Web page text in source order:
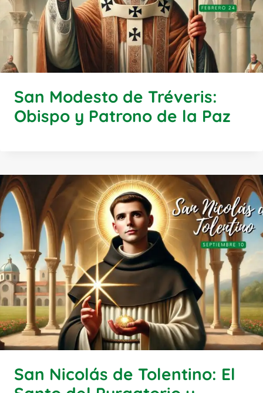
San Modesto de Tréveris:
Obispo y Patrono de la Paz
San Nicolás de Tolentino: El